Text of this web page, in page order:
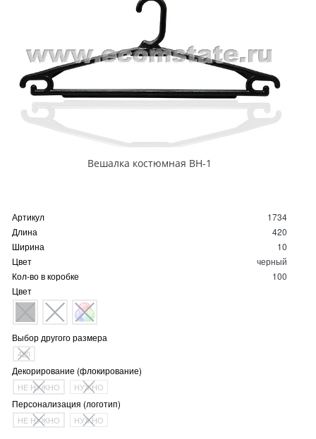
Вешалка костюмная ВН-1
Артикул
1734
Длина
420
Ширина
10
Цвет
черный
Кол-во в коробке
100
Цвет
Выбор другого размера
420
Декорирование (флокирование)
НЕ НУЖНО НУЖНО
Персонализация (логотип)
НЕ НУЖНО НУЖНО